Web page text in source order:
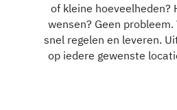
of kleine hoeveelheden?
wensen? Geen
snel regelen en leveren.
op iedere gewenste